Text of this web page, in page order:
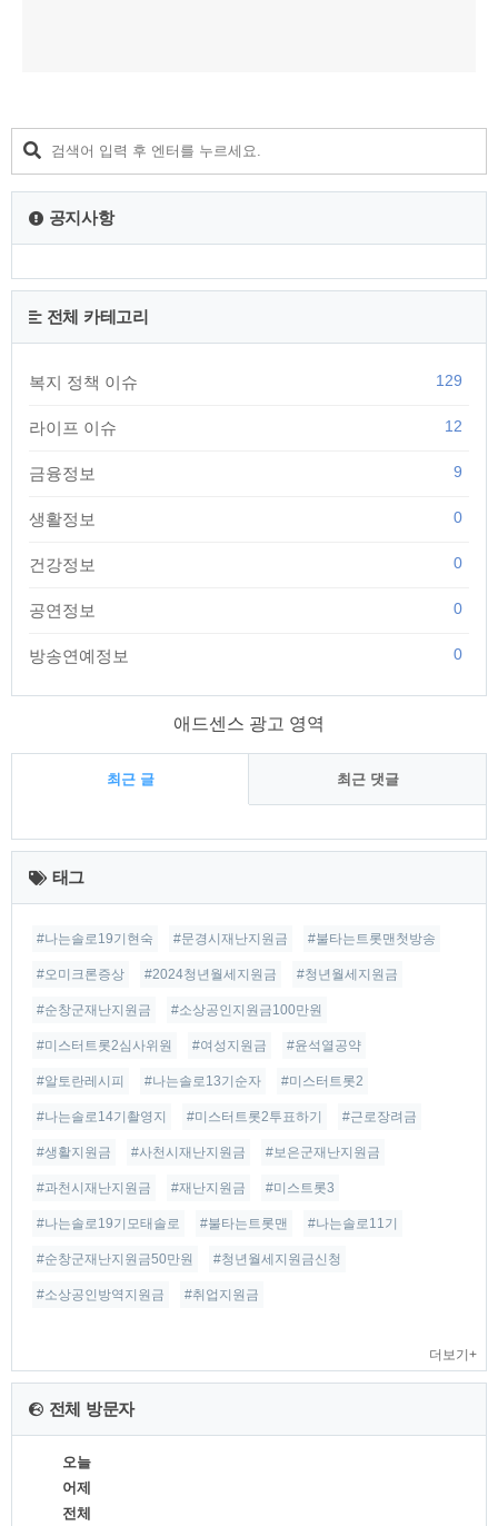
공지사항
전체 카테고리
복지 정책 이슈 129
라이프 이슈 12
금융정보 9
생활정보 0
건강정보 0
공연정보 0
방송연예정보 0
애드센스 광고 영역
최근 글 최근 댓글
최
근
글
태그
#나는솔로19기현숙 #문경시재난지원금 #불타는트롯맨첫방송
#오미크론증상 #2024청년월세지원금 #청년월세지원금
#순창군재난지원금 #소상공인지원금100만원
#미스터트롯2심사위원 #여성지원금 #윤석열공약
#알토란레시피 #나는솔로13기순자 #미스터트롯2
#나는솔로14기촬영지 #미스터트롯2투표하기 #근로장려금
#생활지원금 #사천시재난지원금 #보은군재난지원금
#과천시재난지원금 #재난지원금 #미스트롯3
#나는솔로19기모태솔로 #불타는트롯맨 #나는솔로11기
#순창군재난지원금50만원 #청년월세지원금신청
#소상공인방역지원금 #취업지원금
더보기+
전체 방문자
오늘
어제
전체